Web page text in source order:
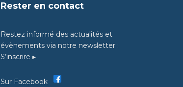
Rester en contact
Restez informé des actualités et
évènements via notre newsletter :
S’inscrire ▸
Sur Facebook